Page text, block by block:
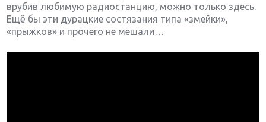
врубив любимую радиостанцию, можно только здесь.
Ещё бы эти дурацкие состязания типа «змейки»,
«прыжков» и прочего не мешали…